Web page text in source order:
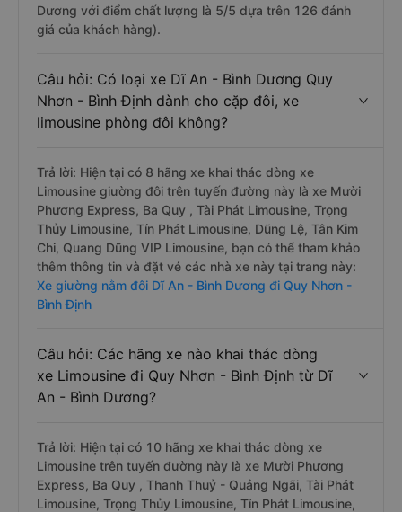
Dương với điểm chất lượng là 5/5 dựa trên 126 đánh
giá của khách hàng).
Câu hỏi: Có loại xe Dĩ An - Bình Dương Quy
Nhơn - Bình Định dành cho cặp đôi, xe
limousine phòng đôi không?
Trả lời: Hiện tại có 8 hãng xe khai thác dòng xe
Limousine giường đôi trên tuyến đường này là xe Mười
Phương Express, Ba Quy , Tài Phát Limousine, Trọng
Thủy Limousine, Tín Phát Limousine, Dũng Lệ, Tân Kim
Chi, Quang Dũng VIP Limousine, bạn có thể tham khảo
thêm thông tin và đặt vé các nhà xe này tại trang này:
Xe giường nằm đôi Dĩ An - Bình Dương đi Quy Nhơn -
Bình Định
Câu hỏi: Các hãng xe nào khai thác dòng
xe Limousine đi Quy Nhơn - Bình Định từ Dĩ
An - Bình Dương?
Trả lời: Hiện tại có 10 hãng xe khai thác dòng xe
Limousine trên tuyến đường này là xe Mười Phương
Express, Ba Quy , Thanh Thuỷ - Quảng Ngãi, Tài Phát
Limousine, Trọng Thủy Limousine, Tín Phát Limousine,